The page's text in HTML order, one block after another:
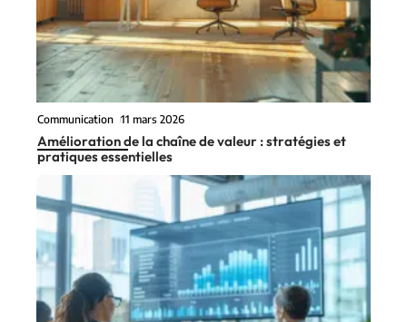
Communication 11 mars 2026
Amélioration de la chaîne de valeur : stratégies et
pratiques essentielles